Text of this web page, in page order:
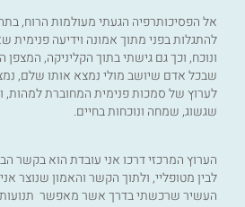
אל הפסיכותרפיה הגעתי מעולמות הרוח,
להתגלות בפני מתוך אמונה וידיעה פנימית
ונוכח, וכך גם גישתי בתוך הקליניקה, המצפן
שבכל אדם שיושב מולי נמצא אותו שלם,
לערוץ של סמכות פנימית המחוברת למהות,
שגשוג, שמחה ונוכחות בחיים.
הערוץ המרכזי דרכו אני עובדת הוא בקשר
לבין מטופליי, ולתוך הקשר והאמון שנוצר
העשיר שרכשתי בדרך אשר מאפשר תנועות